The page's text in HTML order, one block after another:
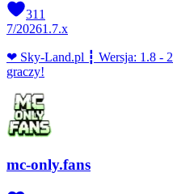
311
7/20261.7.x
❤ Sky-Land.pl ┇ Wersja: 1.8 -
graczy!
mc-only.fans